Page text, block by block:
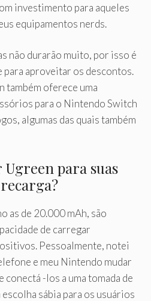
investimento para aqueles
equipamentos nerds.
não durarão muito, por isso é
aproveitar os descontos.
também oferece uma
para o Nintendo Switch
algumas das quais também
para suas
as de 20.000 mAh, são
de carregar
Pessoalmente, notei
e meu Nintendo mudar
-los a uma tomada de
sábia para os usuários